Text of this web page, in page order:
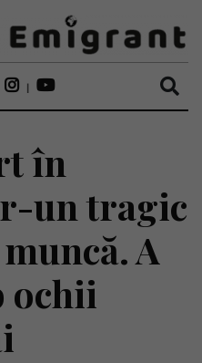
în
un tragic
A
ochii